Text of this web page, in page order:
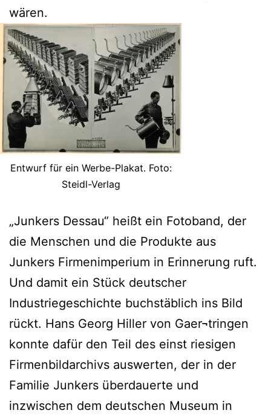
wären.
Entwurf für ein Werbe-Plakat. Foto:
Steidl-Verlag
„Junkers Dessau“ heißt ein Fotoband, der
die Menschen und die Produkte aus
Junkers Firmenimperium in Erinnerung ruft.
Und damit ein Stück deutscher
Industriegeschichte buchstäblich ins Bild
rückt. Hans Georg Hiller von Gaer¬tringen
konnte dafür den Teil des einst riesigen
Firmenbildarchivs auswerten, der in der
Familie Junkers überdauerte und
inzwischen dem deutschen Museum in